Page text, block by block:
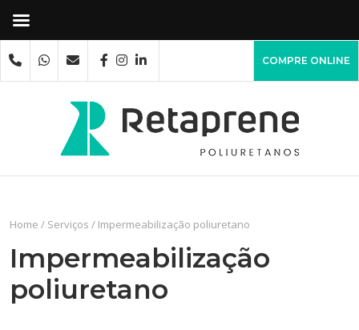
COMPRE ONLINE
Home / Serviços / Impermeabilização poliuretano
Impermeabilização
poliuretano